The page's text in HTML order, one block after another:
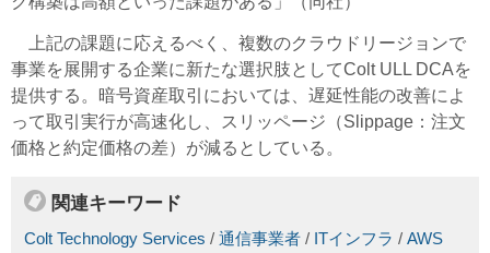
上記の課題に応えるべく、複数のクラウドリージョンで
事業を展開する企業に新たな選択肢としてColt ULL DCAを
提供する。暗号資産取引においては、遅延性能の改善によ
って取引実行が高速化し、スリッページ（Slippage：注文
価格と約定価格の差）が減るとしている。
関連キーワード
Colt Technology Services / 通信事業者 / ITインフラ / AWS